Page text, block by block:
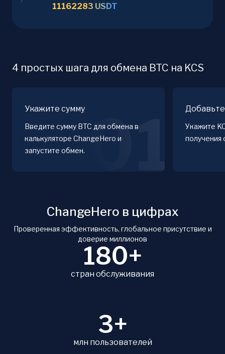
11162283 USDT
4 простых шага для обмена BTC на KCS
Укажите сумму
Введите сумму BTC для обмена в
калькуляторе ChangeHero и
запустите обмен. 01
Укажите
получения
ChangeHero в цифрах
Проверенная эффективность, глобальное присутствие и
доверие миллионов
180+
стран обслуживания
3+
млн пользователей